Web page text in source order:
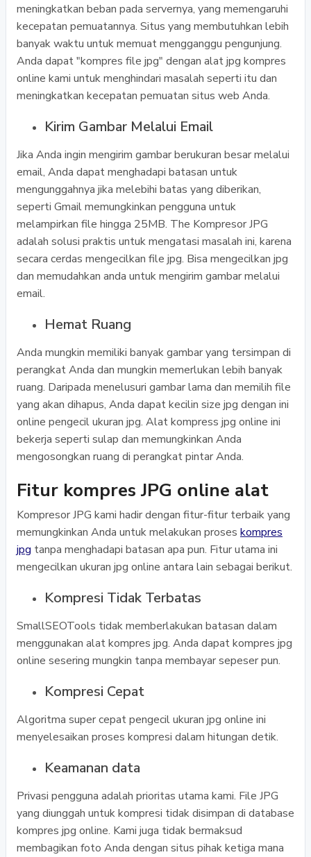
meningkatkan beban pada servernya, yang memengaruhi
kecepatan pemuatannya. Situs yang membutuhkan lebih
banyak waktu untuk memuat mengganggu pengunjung.
Anda dapat "kompres file jpg" dengan alat jpg kompres
online kami untuk menghindari masalah seperti itu dan
meningkatkan kecepatan pemuatan situs web Anda.
Kirim Gambar Melalui Email
Jika Anda ingin mengirim gambar berukuran besar melalui
email, Anda dapat menghadapi batasan untuk
mengunggahnya jika melebihi batas yang diberikan,
seperti Gmail memungkinkan pengguna untuk
melampirkan file hingga 25MB. The Kompresor JPG
adalah solusi praktis untuk mengatasi masalah ini, karena
secara cerdas mengecilkan file jpg. Bisa mengecilkan jpg
dan memudahkan anda untuk mengirim gambar melalui
email.
Hemat Ruang
Anda mungkin memiliki banyak gambar yang tersimpan di
perangkat Anda dan mungkin memerlukan lebih banyak
ruang. Daripada menelusuri gambar lama dan memilih file
yang akan dihapus, Anda dapat kecilin size jpg dengan ini
online pengecil ukuran jpg. Alat kompress jpg online ini
bekerja seperti sulap dan memungkinkan Anda
mengosongkan ruang di perangkat pintar Anda.
Fitur kompres JPG online alat
Kompresor JPG kami hadir dengan fitur-fitur terbaik yang
memungkinkan Anda untuk melakukan proses kompres
jpg tanpa menghadapi batasan apa pun. Fitur utama ini
mengecilkan ukuran jpg online antara lain sebagai berikut.
Kompresi Tidak Terbatas
SmallSEOTools tidak memberlakukan batasan dalam
menggunakan alat kompres jpg. Anda dapat kompres jpg
online sesering mungkin tanpa membayar sepeser pun.
Kompresi Cepat
Algoritma super cepat pengecil ukuran jpg online ini
menyelesaikan proses kompresi dalam hitungan detik.
Keamanan data
Privasi pengguna adalah prioritas utama kami. File JPG
yang diunggah untuk kompresi tidak disimpan di database
kompres jpg online. Kami juga tidak bermaksud
membagikan foto Anda dengan situs pihak ketiga mana